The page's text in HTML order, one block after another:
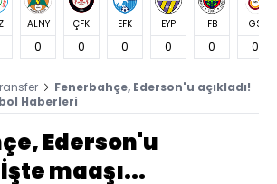
ALNY
0
ÇFK
0
EFK
0
EYP
0
FB
0
GS
0
Fenerbahçe, Ederson'u açıkladı!
Haberleri
Ederson'u
maaşı...